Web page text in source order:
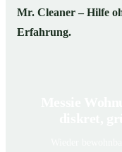
Mr. Cleaner – Hilfe
Erfahrung.